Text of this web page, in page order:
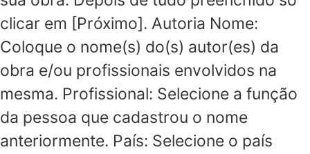
clicar em [Próximo]. Autoria Nome:
Coloque o nome(s) do(s) autor(es) da
obra e/ou profissionais envolvidos na
mesma. Profissional: Selecione a função
da pessoa que cadastrou o nome
anteriormente. País: Selecione o país